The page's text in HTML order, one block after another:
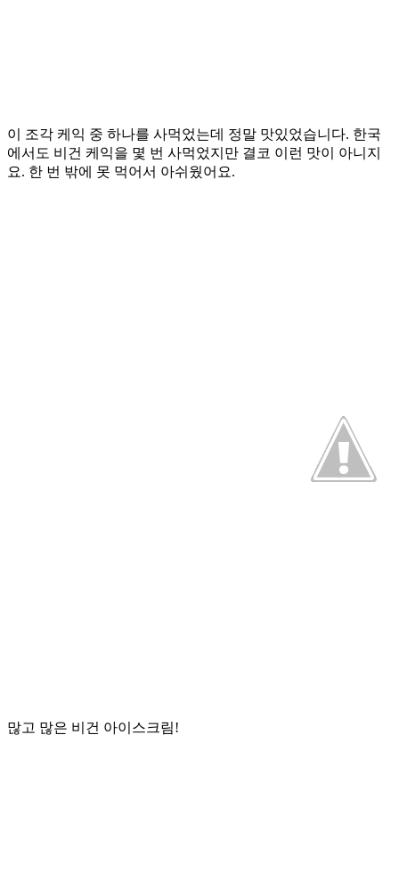
이 조각 케익 중 하나를 사먹었는데 정말 맛있었습니다. 한국
에서도 비건 케익을 몇 번 사먹었지만 결코 이런 맛이 아니지
요. 한 번 밖에 못 먹어서 아쉬웠어요.
많고 많은 비건 아이스크림!